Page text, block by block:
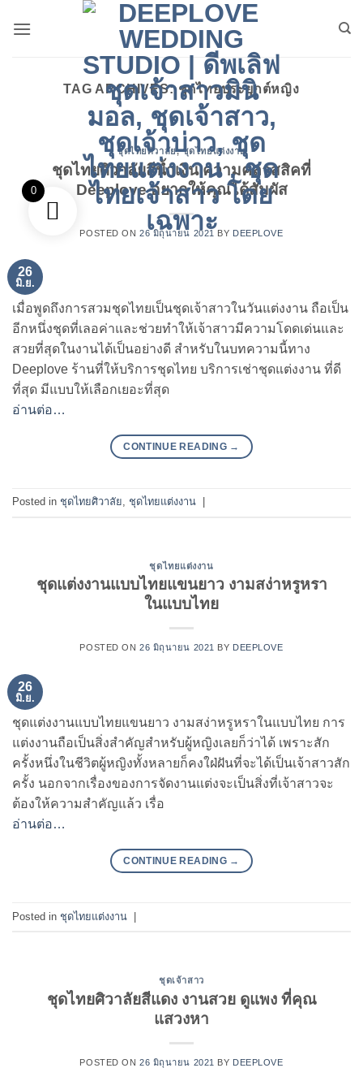
TAG ARCHIVES:ชุดไทยประยุกต์หญิง
ชุดไทยศิวาลัย,ชุดไทยแต่งงาน
ชุดไทยศิวาลัยสีน้ำเงิน ความคลาสสิคที่
Deeplove อยากให้คุณได้สัมผัส
POSTED ON26 มิถุนายน 2021 BY DEEPLOVE
26
มิ.ย.
เมื่อพูดถึงการสวมชุดไทยเป็นชุดเจ้าสาวในวันแต่งงาน ถือเป็น
อีกหนึ่งชุดที่เลอค่าและช่วยทำให้เจ้าสาวมีความโดดเด่นและ
สวยที่สุดในงานได้เป็นอย่างดี สำหรับในบทความนี้ทาง
Deeplove ร้านที่ให้บริการชุดไทย บริการเช่าชุดแต่งงาน ที่ดี
ที่สุด มีแบบให้เลือกเยอะที่สุด
อ่านต่อ…
CONTINUE READING →
Posted in ชุดไทยศิวาลัย ชุดไทยแต่งงาน
ชุดไทยแต่งงาน
ชุดแต่งงานแบบไทยแขนยาว งามสง่าหรูหรา
ในแบบไทย
POSTED ON26 มิถุนายน 2021 BY DEEPLOVE
26
มิ.ย.
ชุดแต่งงานแบบไทยแขนยาว งามสง่าหรูหราในแบบไทย การ
แต่งงานถือเป็นสิ่งสำคัญสำหรับผู้หญิงเลยก็ว่าได้ เพราะสัก
ครั้งหนึ่งในชีวิตผู้หญิงทั้งหลายก็คงใฝ่ฝันที่จะได้เป็นเจ้าสาวสัก
ครั้ง นอกจากเรื่องของการจัดงานแต่งจะเป็นสิ่งที่เจ้าสาวจะ
ต้องให้ความสำคัญแล้ว เรื่อ
อ่านต่อ…
CONTINUE READING →
Posted in ชุดไทยแต่งงาน |
ชุดเจ้าสาว
ชุดไทยศิวาลัยสีแดง งานสวย ดูแพง ที่คุณ
แสวงหา
POSTED ON26 มิถุนายน 2021 BY DEEPLOVE
0